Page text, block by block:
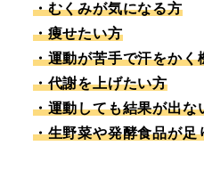
・むくみが気になる方
・痩せたい方
・運動が苦手で汗をかく
・代謝を上げたい方
・運動しても結果が出な
・生野菜や発酵食品が足